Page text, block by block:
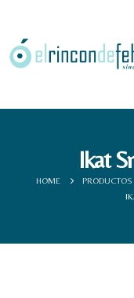
Ikat
HOME PRODUCTOS